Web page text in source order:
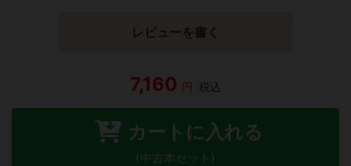
レビューを書く
7,160 円 税込
カートに入れる
(中古本セット)